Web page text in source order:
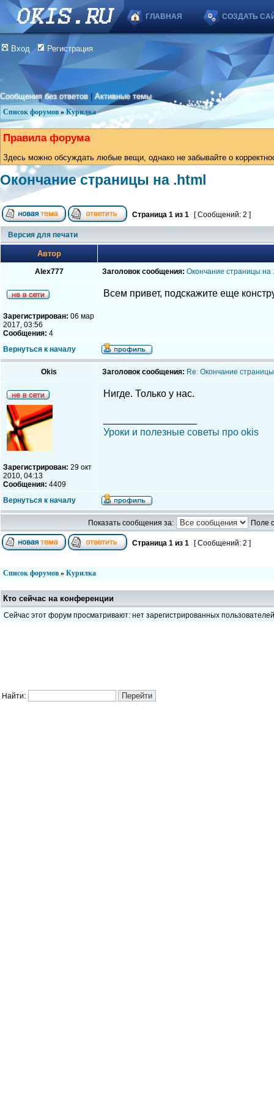
ГЛАВНАЯ СОЗДАТЬ
Вход Регистрация
Сообщения без ответов |Активные темы
Список форумов » Курилка
Правила форума
Здесь можно обсуждать любые вещи, однако не забывайте о
Окончание страницы на .html
Страница 1 из 1 [ Сообщений: 2 ]
Версия для печати
Автор
Alex777 Заголовок сообщения: Окончание страницы на
Зарегистрирован: 06 мар
2017, 03:56
Сообщения: 4
Всем привет, подскажите еще
Вернуться к началу
Okis Заголовок сообщения: Re: Окончание
Зарегистрирован: 29 окт
2010, 04:13
Сообщения: 4409
Нигде. Только у нас.
Уроки и полезные советы про okis
Вернуться к началу
Показать сообщения за: Поле
Страница 1 из 1 [ Сообщений: 2 ]
Список форумов » Курилка
Кто сейчас на конференции
Сейчас этот форум просматривают: нет зарегистрированных пользователей
Найти: